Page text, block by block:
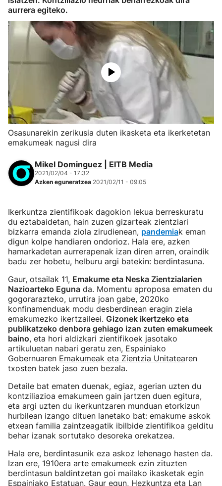
aurrera egiteko.
Osasunarekin zerikusia duten ikasketa eta ikerketetan
emakumeak nagusi dira
Mikel Dominguez | EITB Media
2021/02/04 - 17:32
Azken eguneratzea 2021/02/11 - 09:05
Ikerkuntza zientifikoak dagokion lekua berreskuratu
du eztabaidetan, hain zuzen gizarteak zientziari
bizkarra emanda ziola zirudienean, pandemiak eman
digun kolpe handiaren ondorioz. Hala ere, azken
hamarkadetan aurrerapenak izan diren arren, oraindik
badu zer hobetu, helburu argi batekin: berdintasuna.
Gaur, otsailak 11, Emakume eta Neska Zientzialarien
Nazioarteko Eguna da. Momentu aproposa ematen du
gogorarazteko, urrutira joan gabe, 2020ko
konfinamenduak modu desberdinean eragin ziela
emakumezko ikertzaileei. Gizonek ikertzeko eta
publikatzeko denbora gehiago izan zuten emakumeek
baino, eta hori aldizkari zientifikoek jasotako
artikuluetan nabari geratu zen, Espainiako
Gobernuaren Emakumeak eta Zientzia Unitatearen
txosten batek jaso zuen bezala.
Detaile bat ematen duenak, egiaz, agerian uzten du
kontziliazioa emakumeen gain jartzen duen egitura,
eta argi uzten du ikerkuntzaren munduan etorkizun
hurbilean izango dituen lanetako bat: emakume askok
etxean familia zaintzeagatik ibilbide zientifikoa gelditu
behar izanak sortutako desoreka orekatzea.
Hala ere, berdintasunik eza askoz lehenago hasten da.
Izan ere, 1910era arte emakumeek ezin zituzten
berdintasun baldintzetan goi mailako ikasketak egin
Espainiako Estatuan. Gaur egun, Hezkuntza eta Lan